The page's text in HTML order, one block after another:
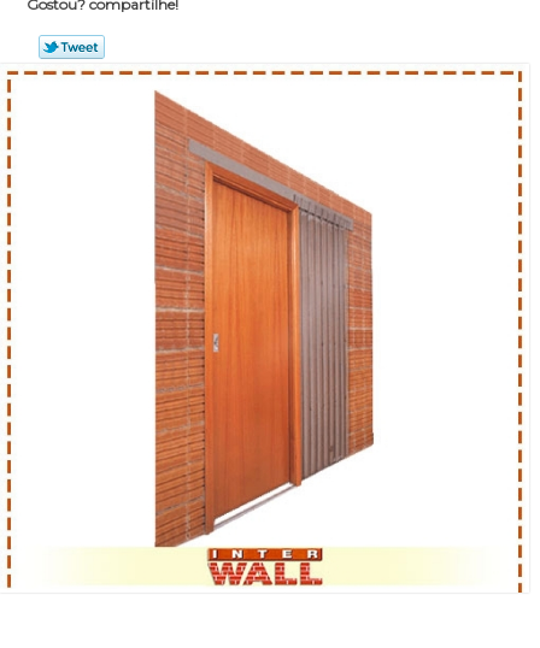
Gostou? compartilhe!